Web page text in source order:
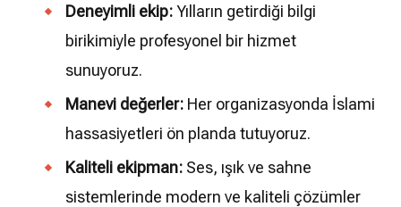
Deneyimli ekip:Yılların getirdiği bilgi
birikimiyle profesyonel bir hizmet
sunuyoruz.
Manevi değerler: Her organizasyonda İslami
hassasiyetleri ön planda tutuyoruz.
Kaliteli ekipman: Ses, ışık ve sahne
sistemlerinde modern ve kaliteli çözümler